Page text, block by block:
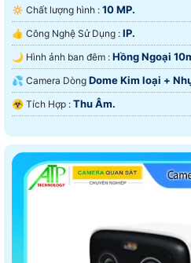
🔅 Chất lượng hình : 10 MP.
👍 Công Nghệ Sử Dụng : IP.
🌙 Hình ảnh ban đêm : Hồng Ngoại
💦 Camera Dòng Dome Kim loại +
️☣️ Tích Hợp : Thu Âm.